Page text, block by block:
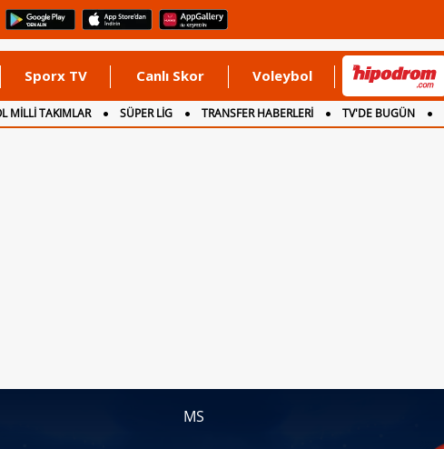
Sporx TV Canlı Skor Voleybol
MİLLİ TAKIMLAR SÜPER LİG TRANSFER HABERLERİ TV'DE BUGÜN
MS